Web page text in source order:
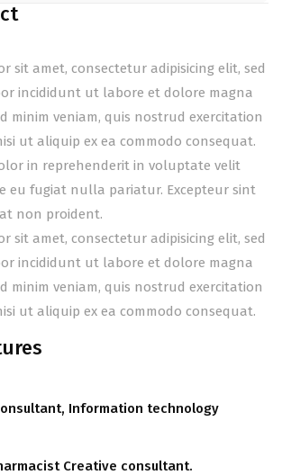
sit amet, consectetur adipisicing elit, sed
incididunt ut labore et dolore magna
minim veniam, quis nostrud exercitation
ut aliquip ex ea commodo consequat.
in reprehenderit in voluptate velit
eu fugiat nulla pariatur. Excepteur sint
non proident.
sit amet, consectetur adipisicing elit, sed
incididunt ut labore et dolore magna
minim veniam, quis nostrud exercitation
ut aliquip ex ea commodo consequat.
Information technology
Creative consultant.